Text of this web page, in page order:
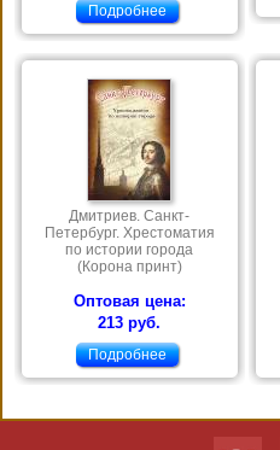
Подробнее
Дмитриев. Санкт-
Петербург. Хрестоматия
по истории города
(Корона принт)
Оптовая цена:
213 руб.
Подробнее